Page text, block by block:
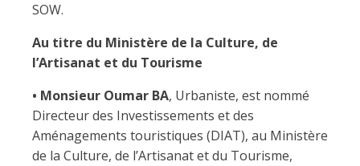
SOW.
Au titre du Ministère de la Culture, de
l’Artisanat et du Tourisme
• Monsieur Oumar BA, Urbaniste, est nommé
Directeur des Investissements et des
Aménagements touristiques (DIAT), au Ministère
de la Culture, de l’Artisanat et du Tourisme,